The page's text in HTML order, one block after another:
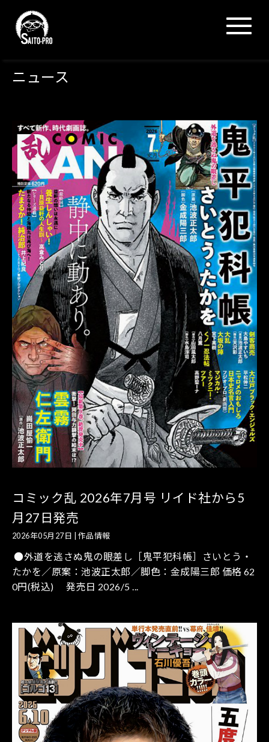
N
a
n
ニュース
コミック乱 2026年7月号 リイド社から5
月27日発売
2026年05月27日 作品情報
●外道を逃さぬ鬼の眼差し［鬼平犯科帳］さいとう・
たかを／原案：池波正太郎／脚色：金成陽三郎 価格 62
0円(税込) 発売日 2026/5 ...